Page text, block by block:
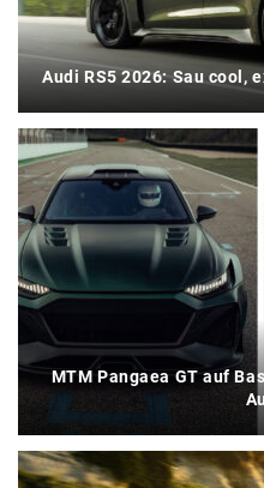
Audi RS5 2026: Sau cool,
MTM Pangaea GT auf